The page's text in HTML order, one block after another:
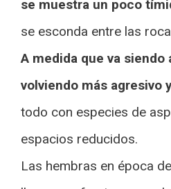
se muestra un poco
se esconda entre las
A medida que va siendo
volviendo más agresivo
todo con especies de
espacios reducidos.
Las hembras en época